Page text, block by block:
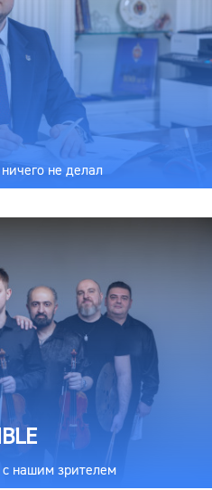
не делал
нашим зрителем